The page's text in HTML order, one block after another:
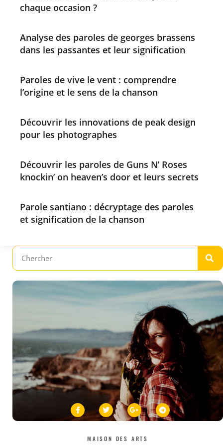
chaque occasion ?
Analyse des paroles de georges brassens
dans les passantes et leur signification
Paroles de vive le vent : comprendre
l’origine et le sens de la chanson
Découvrir les innovations de peak design
pour les photographes
Découvrir les paroles de Guns N’ Roses
knockin’ on heaven’s door et leurs secrets
Parole santiano : décryptage des paroles
et signification de la chanson
MAISON DES ARTS